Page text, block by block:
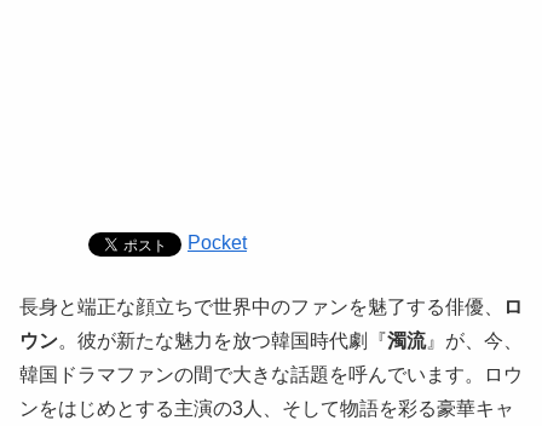
Pocket
長身と端正な顔立ちで世界中のファンを魅了する俳優、
ロ
ウン。彼が新たな魅力を放つ韓国時代劇『濁流』が、今、
韓国ドラマファンの間で大きな話題を呼んでいます。ロウ
ンをはじめとする主演の3人、そして物語を彩る豪華キャ